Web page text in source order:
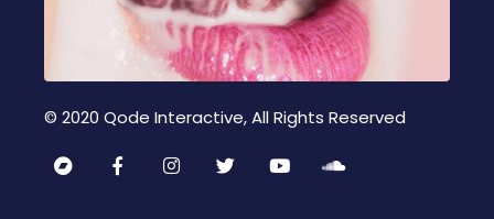
© 2020Qode Interactive, All Rights Reserved